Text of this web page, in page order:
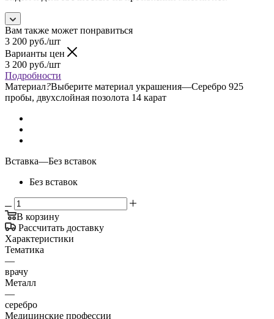
Вам также может понравиться
3 200 руб./шт
Варианты цен
3 200 руб./шт
Подробности
Материал?Выберите материал украшения—Серебро 925
пробы, двухслойная позолота 14 карат
Вставка—Без вставок
Без вставок
В корзину
Рассчитать доставку
Характеристики
Тематика
—
врачу
Металл
—
серебро
Медицинские профессии